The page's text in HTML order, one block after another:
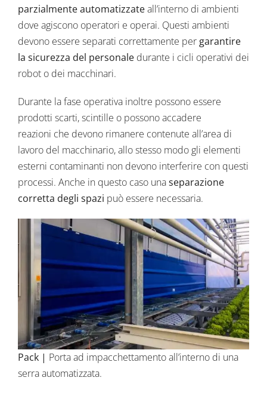
parzialmente automatizzateall’interno di ambienti
dove agiscono operatori e operai. Questi ambienti
devono essere separati correttamente per garantire
la sicurezza del personale durante i cicli operativi dei
robot o dei macchinari.
Durante la fase operativa inoltre possono essere
prodotti scarti, scintille o possono accadere
reazioni che devono rimanere contenute all’area di
lavoro del macchinario, allo stesso modo gli elementi
esterni contaminanti non devono interferire con questi
processi. Anche in questo caso unaseparazione
corretta degli spazi può essere necessaria.
Pack | Porta ad impacchettamento all’interno di una
serra automatizzata.